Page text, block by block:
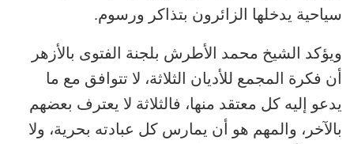
سياحية يدخلها الزائرون بتذاكر ورسوم.
ويؤكد الشيخ محمد الأطرش بلجنة الفتوى بالأزهر
أن فكرة المجمع للأديان الثلاثة، لا تتوافق مع ما
يدعو إليه كل معتقد منها، فالثلاثة لا يعترف بعضهم
بالآخر، والمهم هو أن يمارس كل عبادته بحرية، ولا